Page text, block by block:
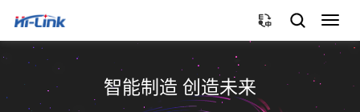
切
换
导
智能制造 创造未来